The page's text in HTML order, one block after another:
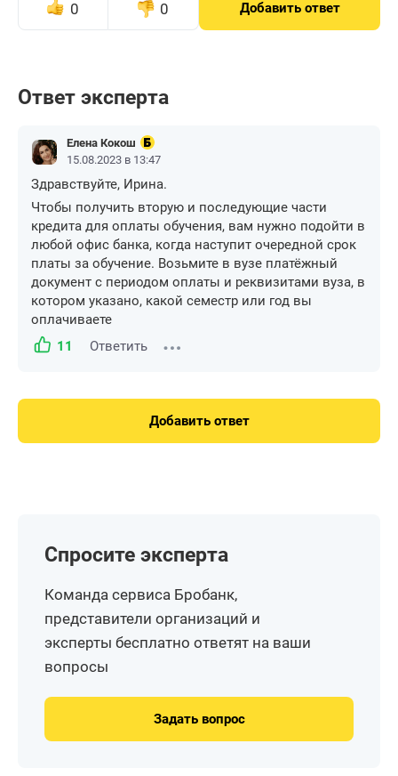
0 0 Добавить ответ
Ответ эксперта
Елена Кокош
15.08.2023 в 13:47
Здравствуйте, Ирина.
Чтобы получить вторую и последующие части
кредита для оплаты обучения, вам нужно подойти в
любой офис банка, когда наступит очередной срок
платы за обучение. Возьмите в вузе платёжный
документ с периодом оплаты и реквизитами вуза, в
котором указано, какой семестр или год вы
оплачиваете
11
Ответить
Добавить ответ
Спросите эксперта
Команда сервиса Бробанк,
представители организаций и
эксперты бесплатно ответят на ваши
вопросы
Задать вопрос